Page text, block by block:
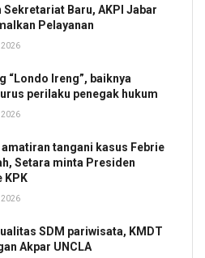
Sekretariat Baru, AKPI Jabar
Pelayanan
2026
“Londo Ireng”, baiknya
perilaku penegak hukum
2026
amatiran tangani kasus Febrie
Setara minta Presiden
KPK
2026
SDM pariwisata, KMDT
Akpar UNCLA